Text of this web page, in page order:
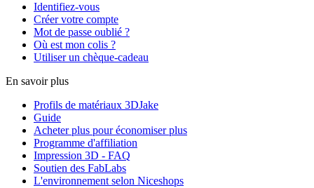
Identifiez-vous
Créer votre compte
Mot de passe oublié ?
Où est mon colis ?
Utiliser un chèque-cadeau
En savoir plus
Profils de matériaux 3DJake
Guide
Acheter plus pour économiser plus
Programme d'affiliation
Impression 3D - FAQ
Soutien des FabLabs
L'environnement selon Niceshops